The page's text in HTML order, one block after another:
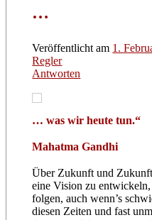
…
Veröffentlicht am 1.
Regler
Antworten
… was wir heute tun.“
Mahatma Gandhi
Über Zukunft und
eine Vision zu entwickeln,
folgen, auch wenn’s
diesen Zeiten und fast